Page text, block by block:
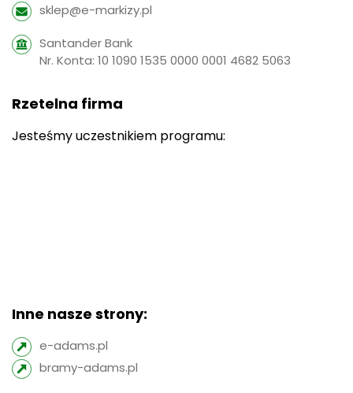
sklep@e-markizy.pl
Santander Bank
Nr. Konta: 10 1090 1535 0000 0001 4682 5063
Rzetelna firma
Jesteśmy uczestnikiem programu:
Inne nasze strony:
e-adams.pl
bramy-adams.pl